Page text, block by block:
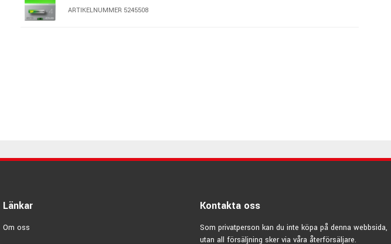
de gör det mycket roligare att spela.
Batteritid upp till 16 timmar - notera att batterityp och användning av effekter och rytmer
ARTIKELNUMMER 5245508
Länkar
Om oss
Kontakta oss
Som privatperson kan du inte köpa på denna webbsida,
utan all försäljning sker via våra återförsäljare.